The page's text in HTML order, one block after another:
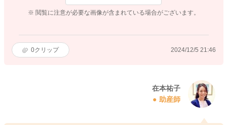
※ 閲覧に注意が必要な画像が含まれている場合がございます。
0クリップ 2024/12/5 21:46
在本祐子
助産師